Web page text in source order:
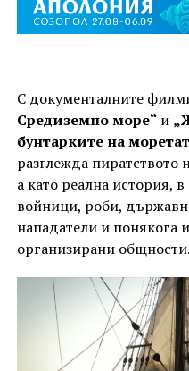
С документалните
Средиземно море“и
бунтарките на
разглежда пиратството
а като реална история,
войници, роби,
нападатели и понякога
организирани общности.